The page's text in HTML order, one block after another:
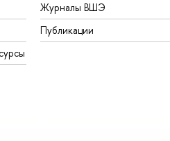
Журналы ВШЭ
Публикации